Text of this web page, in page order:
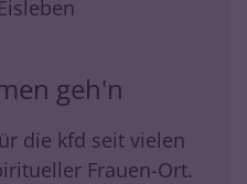
geh'n
die kfd seit vielen
Frauen-Ort.